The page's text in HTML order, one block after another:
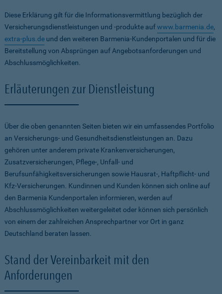
Diese Erklärung gilt für die Informationsvermittlung bezüglich der
Versicherungsdienstleistungen und -produkte aufwww.barmenia.de,
extra-plus.de und den weiteren Barmenia-Kundenportalen und für die
Bereitstellung von Absprüngen auf Angebotsanforderungen und
Abschlussmöglichkeiten.
Erläuterungen zur Dienstleistung
Über die oben genannten Seiten bieten wir ein umfassendes Portfolio
an Versicherungs- und Gesundheitsdienstleistungen an. Dazu
gehören unter anderem private Krankenversicherungen,
Zusatzversicherungen, Pflege-, Unfall- und
Berufsunfähigkeitsversicherungen sowie Hausrat-, Haftpflicht- und
Kfz-Versicherungen. Kundinnen und Kunden können sich online auf
den Barmenia Kundenportalen informieren, werden auf
Abschlussmöglichkeiten weitergeleitet oder können sich persönlich
von einem der zahlreichen Ansprechpartner vor Ort in ganz
Deutschland beraten lassen.
Stand der Vereinbarkeit mit den
Anforderungen